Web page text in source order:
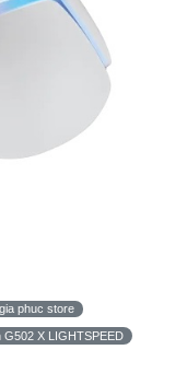
gia phuc store
G502 X LIGHTSPEED